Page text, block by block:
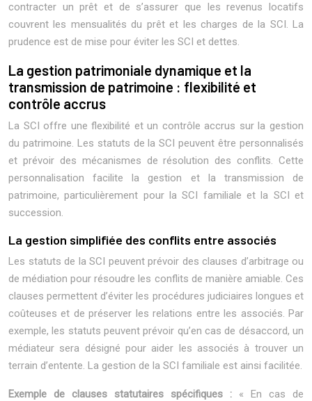
contracter un prêt et de s’assurer que les revenus locatifs
couvrent les mensualités du prêt et les charges de la SCI. La
prudence est de mise pour éviter les SCI et dettes.
La gestion patrimoniale dynamique et la
transmission de patrimoine : flexibilité et
contrôle accrus
La SCI offre une flexibilité et un contrôle accrus sur la gestion
du patrimoine. Les statuts de la SCI peuvent être personnalisés
et prévoir des mécanismes de résolution des conflits. Cette
personnalisation facilite la gestion et la transmission de
patrimoine, particulièrement pour la SCI familiale et la SCI et
succession.
La gestion simplifiée des conflits entre associés
Les statuts de la SCI peuvent prévoir des clauses d’arbitrage ou
de médiation pour résoudre les conflits de manière amiable. Ces
clauses permettent d’éviter les procédures judiciaires longues et
coûteuses et de préserver les relations entre les associés. Par
exemple, les statuts peuvent prévoir qu’en cas de désaccord, un
médiateur sera désigné pour aider les associés à trouver un
terrain d’entente. La gestion de la SCI familiale est ainsi facilitée.
Exemple de clauses statutaires spécifiques : « En cas de